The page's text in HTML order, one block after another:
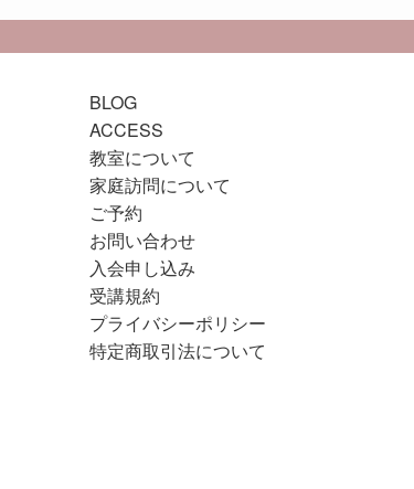
BLOG
ACCESS
教室について
家庭訪問について
ご予約
お問い合わせ
入会申し込み
受講規約
プライバシーポリシー
特定商取引法について